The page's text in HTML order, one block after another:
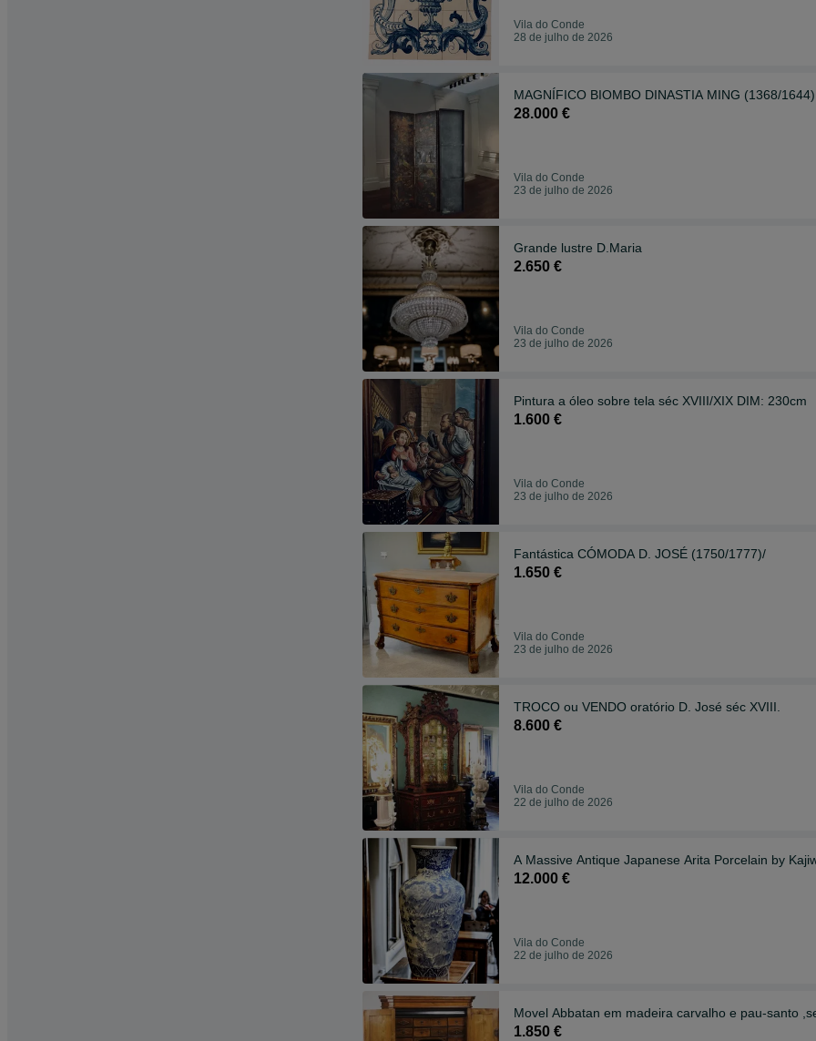
Vila do Conde
28 de julho de 2026
MAGNÍFICO BIOMBO DINASTIA MING (1368/1644)
28.000 €
Vila do Conde
23 de julho de 2026
Grande lustre D.Maria
2.650 €
Vila do Conde
23 de julho de 2026
Pintura a óleo sobre tela séc XVIII/XIX DIM: 230cm
1.600 €
Vila do Conde
23 de julho de 2026
Fantástica CÓMODA D. JOSÉ (1750/1777)/
1.650 €
Vila do Conde
23 de julho de 2026
TROCO ou VENDO oratório D. José séc XVIII.
8.600 €
Vila do Conde
22 de julho de 2026
A Massive Antique Japanese Arita Porcelain by
12.000 €
Vila do Conde
22 de julho de 2026
Movel Abbatan em madeira carvalho e pau-santo
1.850 €